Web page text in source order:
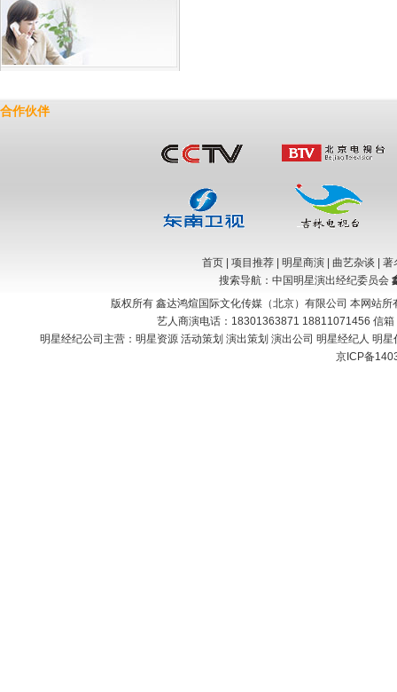
合作伙伴
首页| 项目推荐| 明星商演| 曲艺杂谈
著
搜索导航：中国明星演出经纪委员会
版权所有 鑫达鸿煊国际文化传媒（北京）有限公司 本网站
艺人商演电话：18301363871 18811071456 信箱
明星经纪公司主营： 明星资源 活动策划 演出策划 演出公司 明星经纪人 明
京ICP备